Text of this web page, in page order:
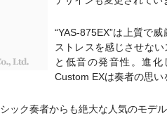
“YAS-875EX”は上質で
ストレスを感じさせな
と低音の発音性。進
Custom EXは奏者の思い
ック奏者からも絶大な人気のモデ